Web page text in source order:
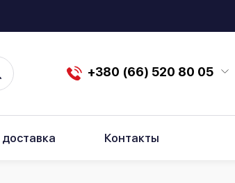
+380 (66) 520 80 05
Контакты